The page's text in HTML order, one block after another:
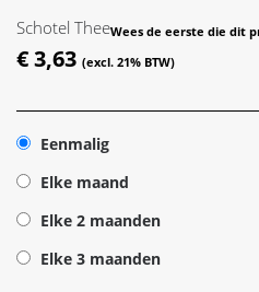
Schotel TheeWees de eerste die dit
€ 3,63
Eenmalig
Elke maand
Elke 2 maanden
Elke 3 maanden
the
beginning
of